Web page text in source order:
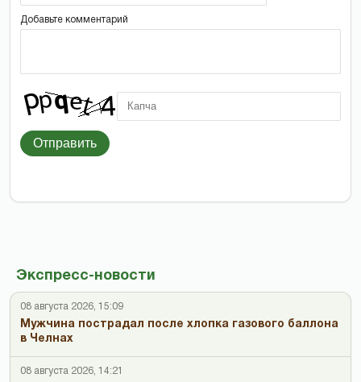
Экспресс-новости
08 августа 2026, 15:09
Мужчина пострадал после хлопка газового баллона
в Челнах
08 августа 2026, 14:21
Добавьте комментарий
Отправить